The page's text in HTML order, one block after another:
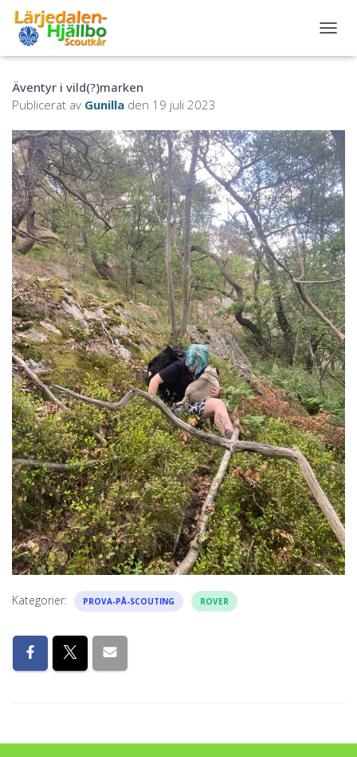
L
A
V
N
A
V
I
G
E
R
I
N
G
Äventyr i vild(?)marken
Publicerat av Gunilla den 19 juli 2023
Kategorier: PROVA-PÅ-SCOUTING ROVER